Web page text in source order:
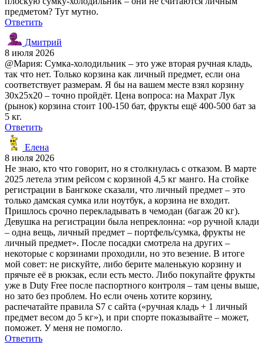
предметом? Тут мутно.
Ответить
Дмитрий
8 июля 2026
@Мария: Сумка-холодильник – это уже вторая ручная кладь,
так что нет. Только корзина как личный предмет, если она
соответствует размерам. Я бы на вашем месте взял корзину
30х25х20 – точно пройдёт. Цена вопроса: на Махрат Лук
(рынок) корзина стоит 100-150 бат, фрукты ещё 400-500 бат за
5 кг.
Ответить
Елена
8 июля 2026
Не знаю, кто что говорит, но я столкнулась с отказом. В марте
2025 летела этим рейсом с корзиной 4,5 кг манго. На стойке
регистрации в Бангкоке сказали, что личный предмет – это
только дамская сумка или ноутбук, а корзина не входит.
Пришлось срочно перекладывать в чемодан (багаж 20 кг).
Девушка на регистрации была непреклонна: «ор ручной клади
– одна вещь, личный предмет – портфель/сумка, фрукты не
личный предмет». После посадки смотрела на других –
некоторые с корзинами проходили, но это везение. В итоге
мой совет: не рискуйте, либо берите маленькую корзину и
прячьте её в рюкзак, если есть место. Либо покупайте фрукты
уже в Duty Free после паспортного контроля – там цены выше,
но зато без проблем. Но если очень хотите корзину,
распечатайте правила S7 с сайта («ручная кладь + 1 личный
предмет весом до 5 кг»), и при спорте показывайте – может,
поможет. У меня не помогло.
Ответить